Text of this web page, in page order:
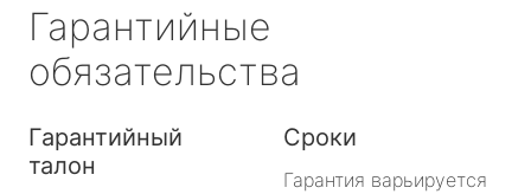
Гарантийные
обязательства
Гарантийный
талон
Сроки
Гарантия варьируется